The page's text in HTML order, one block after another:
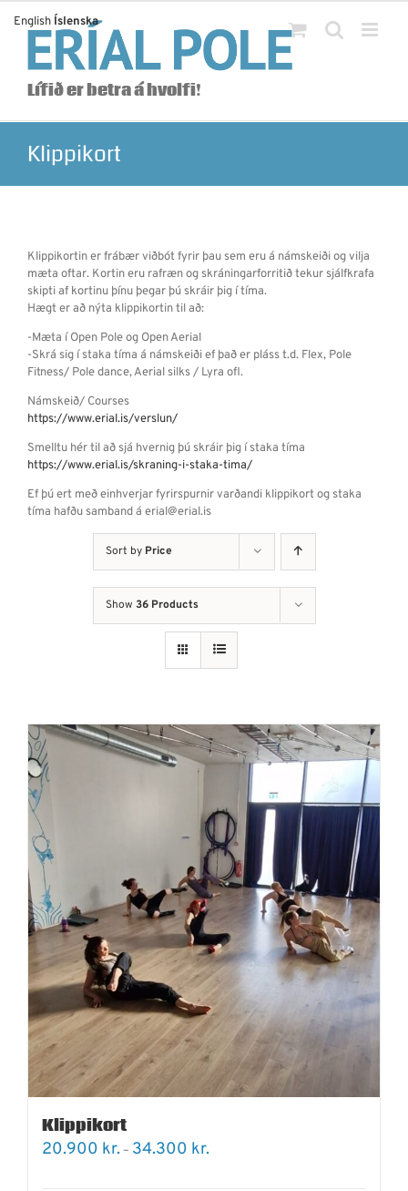
content
Lífið er betra á hvolfi!
Klippikort
Klippikortin er frábær viðbót fyrir þau sem eru á námskeiði og vilja
mæta oftar. Kortin eru rafræn og skráningarforritið tekur sjálfkrafa
skipti af kortinu þínu þegar þú skráir þig í tíma.
Hægt er að nýta klippikortin til að:
-Mæta í Open Pole og Open Aerial
-Skrá sig í staka tíma á námskeiði ef það er pláss t.d. Flex, Pole
Fitness/ Pole dance, Aerial silks / Lyra ofl.
Námskeið/ Courses
https://www.erial.is/verslun/
Smelltu hér til að sjá hvernig þú skráir þig í staka tíma
https://www.erial.is/skraning-i-staka-tima/
Ef þú ert með einhverjar fyrirspurnir varðandi klippikort og staka
tíma hafðu samband á erial@erial.is
Sort by Price
Show 36 Products
Klippikort
20.900 kr.– 34.300 kr.
English Íslenska